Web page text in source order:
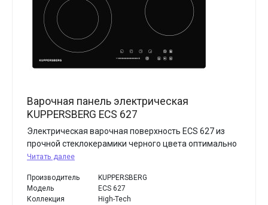
Варочная панель электрическая
KUPPERSBERG ECS 627
Электрическая варочная поверхность ECS 627 из
прочной стеклокерамики черного цвета оптимально
Читать далее
Производитель
KUPPERSBERG
Модель
ECS 627
Коллекция
High-Tech